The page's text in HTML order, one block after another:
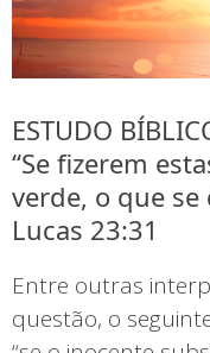
ESTUDO
“Se fizerem
verde, o que se
Lucas 23:31
Entre outras
questão, o